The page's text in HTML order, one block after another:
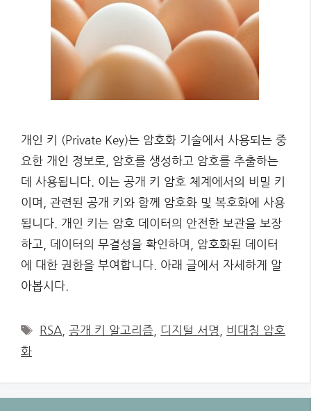
개인 키 (Private Key)는 암호화 기술에서 사용되는 중
요한 개인 정보로, 암호를 생성하고 암호를 추출하는
데 사용됩니다. 이는 공개 키 암호 체계에서의 비밀 키
이며, 관련된 공개 키와 함께 암호화 및 복호화에 사용
됩니다. 개인 키는 암호 데이터의 안전한 보관을 보장
하고, 데이터의 무결성을 확인하며, 암호화된 데이터
에 대한 권한을 부여합니다. 아래 글에서 자세하게 알
아봅시다.
Tags
RSA ,공개 키 알고리즘 디지털 서명
비대칭 암호
화